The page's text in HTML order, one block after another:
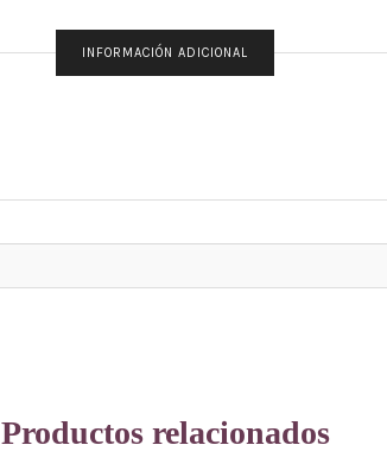
INFORMACIÓN ADICIONAL
Productos relacionados